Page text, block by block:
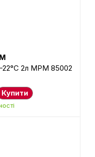
2л MPM 85002
Купити